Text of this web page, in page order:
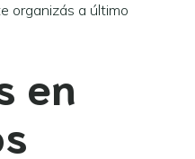
organizás a último
en